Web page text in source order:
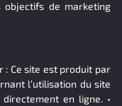
de marketing
: Ce site est produit par
l’utilisation du site
en ligne. •